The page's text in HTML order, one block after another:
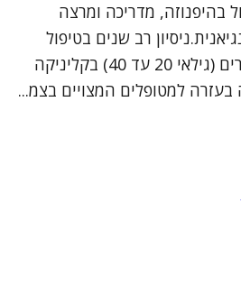
בהיפנוזה, מדריכה ומרצה
רב שנים בטיפול
במבוגרים ומבוגרים צעירים (גילאי 20 עד 40) בקליניקה
למטופלים המצויים בצמ...